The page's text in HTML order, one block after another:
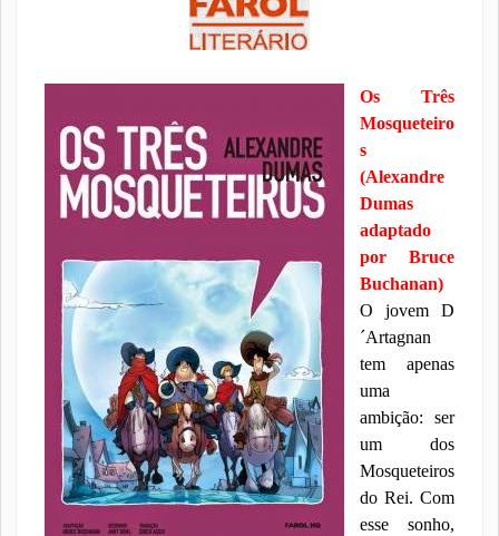
Os Três
Mosqueteiro
s
(Alexandre
Dumas
adaptado
por Bruce
Buchanan)
O jovem D
´Artagnan
tem apenas
uma
ambição: ser
um dos
Mosqueteiros
do Rei. Com
esse sonho,